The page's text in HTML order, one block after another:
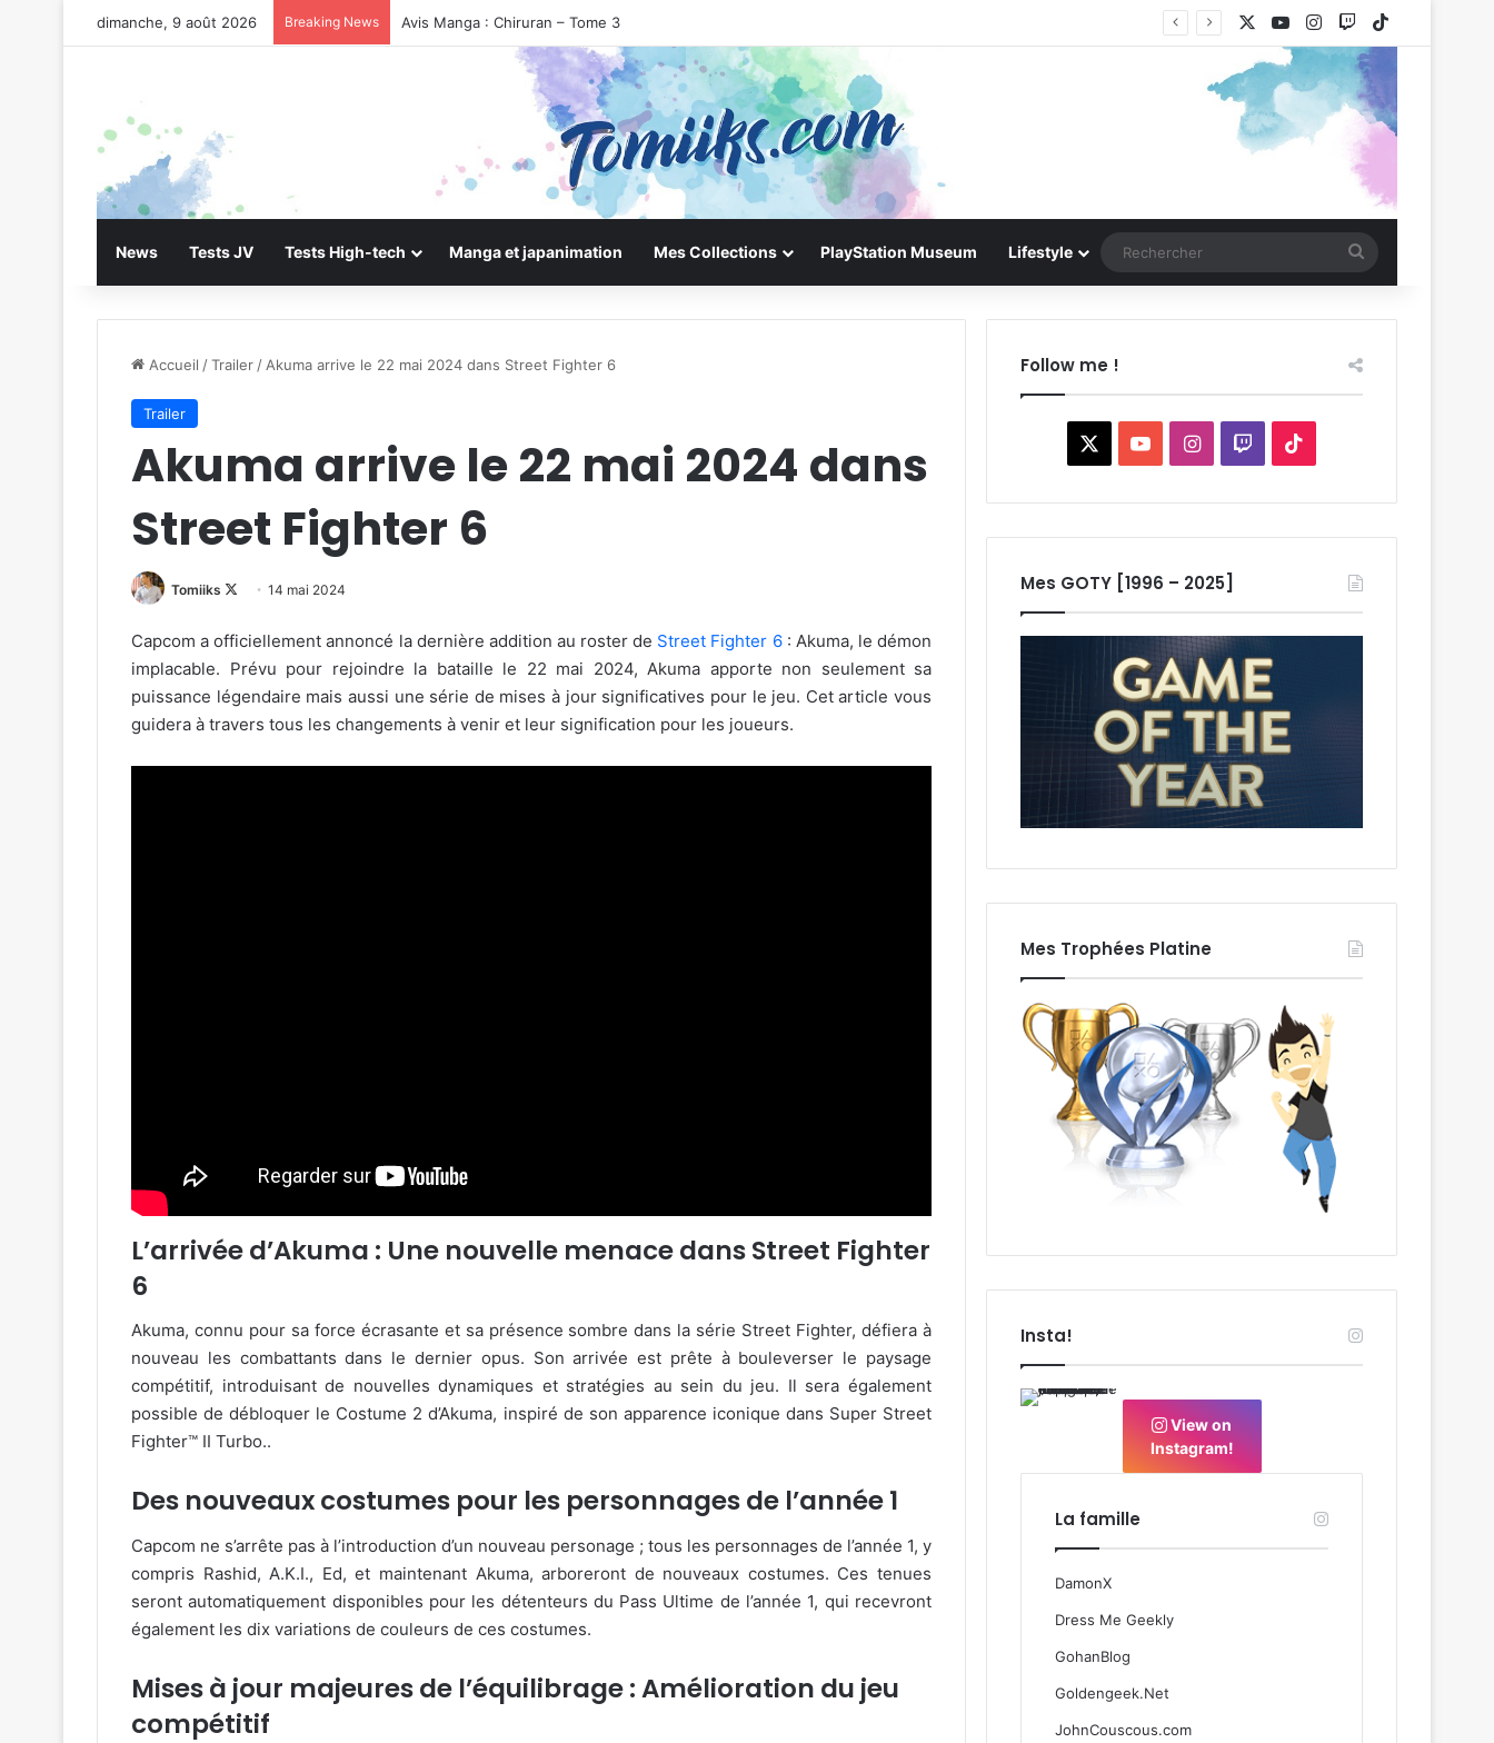
dimanche, 9 août 2026 Breaking News Avis Manga : Chiruran – Tome 3 YouTubeInstagram
Twitch
News Tests JV Tests High-tech Manga et japanimation Mes Collections PlayStation Museum Lifestyle
Accueil /Trailer / Akuma arrive le 22 mai 2024 dans Street Fighter 6
Trailer
Akuma arrive le 22 mai 2024 dans
Street Fighter 6
Tomiiks
Follow
X
14 mai 2024
Capcom a officiellement annoncé la dernière addition au roster de Street Fighter 6: Akuma, le démon
implacable. Prévu pour rejoindre la bataille le 22 mai 2024, Akuma apporte non seulement sa
puissance légendaire mais aussi une série de mises à jour significatives pour le jeu. Cet article vous
guidera à travers tous les changements à venir et leur signification pour les joueurs.
L’arrivée d’Akuma : Une nouvelle menace dans Street Fighter
6
Akuma, connu pour sa force écrasante et sa présence sombre dans la série Street Fighter, défiera à
nouveau les combattants dans le dernier opus. Son arrivée est prête à bouleverser le paysage
compétitif, introduisant de nouvelles dynamiques et stratégies au sein du jeu. Il sera également
possible de débloquer le Costume 2 d’Akuma, inspiré de son apparence iconique dans Super Street
Fighter™ II Turbo..
Des nouveaux costumes pour les personnages de l’année 1
Capcom ne s’arrête pas à l’introduction d’un nouveau personage ; tous les personnages de l’année 1, y
compris Rashid, A.K.I., Ed, et maintenant Akuma, arboreront de nouveaux costumes. Ces tenues
seront automatiquement disponibles pour les détenteurs du Pass Ultime de l’année 1, qui recevront
également les dix variations de couleurs de ces costumes.
Mises à jour majeures de l’équilibrage : Amélioration du jeu
compétitif
Follow me !
YouTubeInstagram
Twitch
Mes GOTY [1996 – 2025]
Mes Trophées Platine
Insta!
View on
Instagram!
La famille
DamonX
Dress Me Geekly
GohanBlog
Goldengeek.Net
JohnCouscous.com